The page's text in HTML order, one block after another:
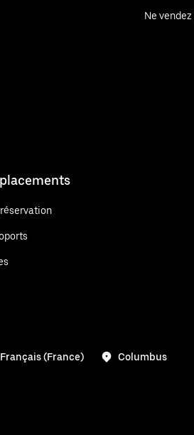
Ne
Français (France)
Columbus